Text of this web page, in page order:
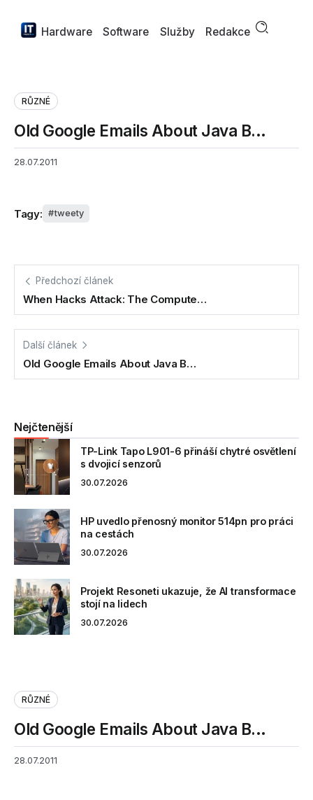
Hardware Software Služby Redakce
RŮZNÉ
Old Google Emails About Java B…
28.07.2011
Tagy: tweety
Předchozí článek
When Hacks Attack: The Compute…
Další článek
Old Google Emails About Java B…
Nejčtenější
TP-Link Tapo L901-6 přináší chytré osvětlení
s dvojicí senzorů
30.07.2026
HP uvedlo přenosný monitor 514pn pro práci
na cestách
30.07.2026
Projekt Resoneti ukazuje, že AI transformace
stojí na lidech
30.07.2026
RŮZNÉ
Old Google Emails About Java B…
28.07.2011